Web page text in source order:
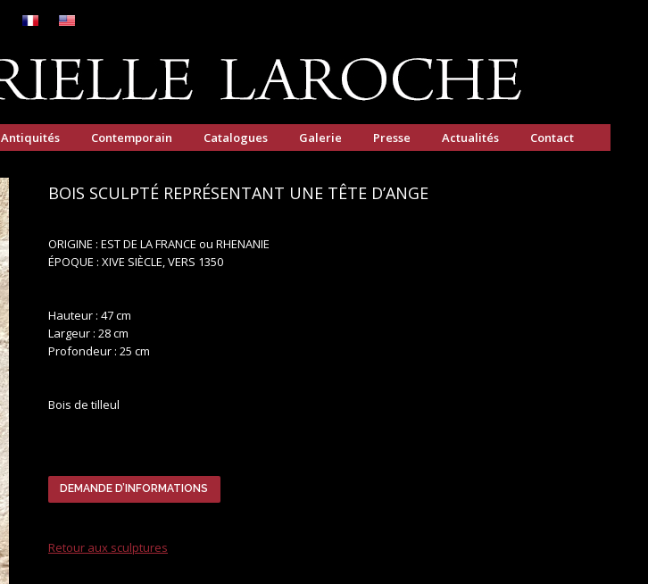
Antiquités Contemporain Catalogues Galerie Presse Actualités Contact
BOIS SCULPTÉ REPRÉSENTANT UNE TÊTE D’ANGE
ORIGINE : EST DE LA FRANCE ou RHENANIE
ÉPOQUE : XIVE SIÈCLE, VERS 1350
Hauteur : 47 cm
Largeur : 28 cm
Profondeur : 25 cm
Bois de tilleul
DEMANDE D’INFORMATIONS
Retour aux sculptures